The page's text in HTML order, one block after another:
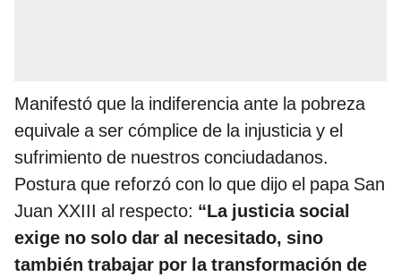
Manifestó que la indiferencia ante la pobreza
equivale a ser cómplice de la injusticia y el
sufrimiento de nuestros conciudadanos.
Postura que reforzó con lo que dijo el papa San
Juan XXIII al respecto: “La justicia social
exige no solo dar al necesitado, sino
también trabajar por la transformación de